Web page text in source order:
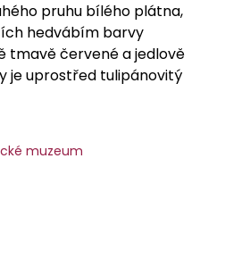
pruhu bílého plátna,
hedvábím barvy
tmavě červené a jedlově
je uprostřed tulipánovitý
srdíčka, po obou
se dvěma tulipánovitými
je úzký pruh s
a trojlístky. Oba konce
krajkou z režné
doplněnou cihlově
a světle hnědým
Uprostřed šatky je
muzeum